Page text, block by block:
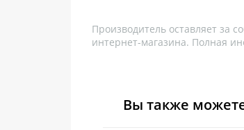
Производитель оставляет за
интернет-магазина. Полная
Вы также